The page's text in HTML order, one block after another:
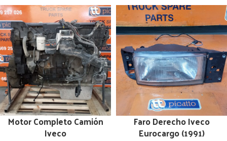
Motor Completo Camión
Iveco
Faro Derecho Iveco
Eurocargo (1991)